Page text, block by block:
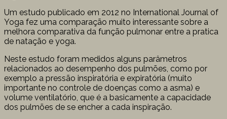
Um estudo publicado em 2012 no International Journal of
Yoga fez uma comparação muito interessante sobre a
melhora comparativa da função pulmonar entre a pratica
de natação e yoga.
Neste estudo foram medidos alguns parâmetros
relacionados ao desempenho dos pulmões, como por
exemplo a pressão inspiratória e expiratória (muito
importante no controle de doenças como a asma) e
volume ventilatório, que é a basicamente a capacidade
dos pulmões de se encher a cada inspiração.